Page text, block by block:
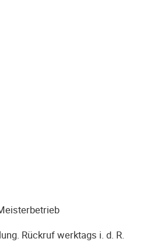
Rückruf werktags i. d. R.